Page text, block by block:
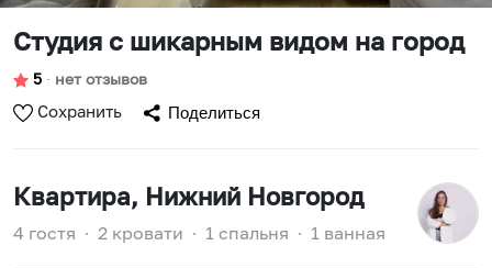
Студия с шикарным видом на город
5 ∙ нет отзывов
Сохранить Поделиться
Квартира, Нижний Новгород
4 гостя ∙ 2 кровати ∙ 1 спальня ∙ 1 ванная